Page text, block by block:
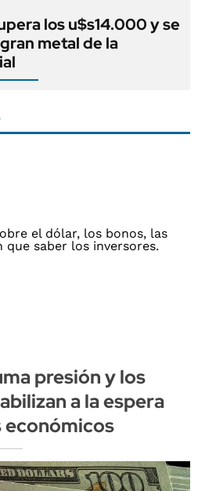
los u$s14.000 y se
metal de la
presión y los
a la espera
económicos